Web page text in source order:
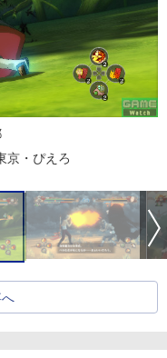
京・ぴえろ